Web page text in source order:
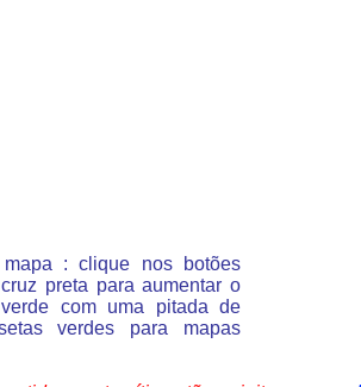
: clique nos botões
preta para aumentar o
com uma pitada de
verdes para mapas